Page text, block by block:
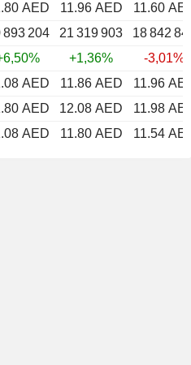
AED 11.96 AED
11.60
893 204 21 319 903
18 842
+1,36%
-3,01%
AED 11.86 AED
11.96
AED 12.08 AED
11.98
AED 11.80 AED 11.54